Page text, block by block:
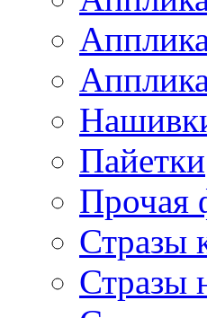
Пайетки
Прочая
Стразы
Стразы